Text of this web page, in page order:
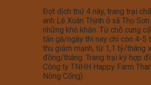
Đợt dịch thứ 4 này, trang trại
anh Lê Xuân Thịnh ở xã Thọ
những khó khăn. Từ chỗ cung
tấn gà/ngày thì nay chỉ còn 4-5
thu giảm mạnh, từ 1,1 tỷ/tháng
đồng/tháng. Trang trại ký hợp
Công ty TNHH Happy Farm
Nông Cống).